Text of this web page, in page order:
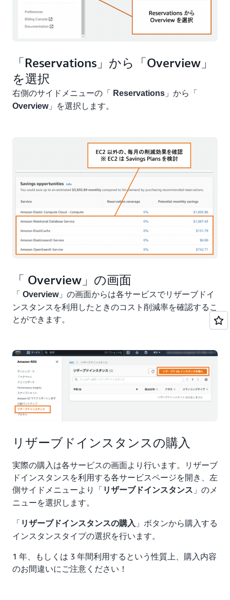
「Reservations」から「Overview」
を選択
右側のサイドメニューの「 Reservations 」から「
Overview」を選択します。
「 Overview」の画面
「 Overview」の画面からは各サービスでリザーブドイ
ンスタンスを利用したときのコスト削減率を確認するこ
とができます。
リザーブドインスタンスの購入
実際の購入は各サービスの画面より行います。リザーブ
ドインスタンスを利用する各サービスページを開き、左
側サイドメニューより「 リザーブドインスタンス 」のメ
ニューを選択します。
「 リザーブドインスタンスの購入 」ボタンから購入する
インスタンスタイプの選択を行います。
1 年、もしくは 3 年間利用するという性質上、購入内容
のお間違いにご注意ください！